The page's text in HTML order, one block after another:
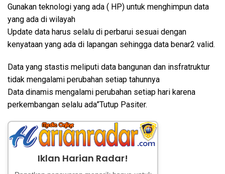
Gunakan teknologi yang ada ( HP) untuk menghimpun data
yang ada di wilayah
Update data harus selalu di perbarui sesuai dengan
kenyataan yang ada di lapangan sehingga data benar2 valid.
Data yang stastis meliputi data bangunan dan insfratruktur
tidak mengalami perubahan setiap tahunnya
Data dinamis mengalami perubahan setiap hari karena
perkembangan selalu ada”Tutup Pasiter.
Iklan Harian Radar!